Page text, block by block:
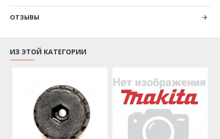
ОТЗЫВЫ
ИЗ ЭТОЙ КАТЕГОРИИ